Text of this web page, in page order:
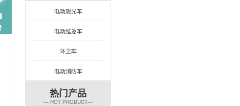
电动观光车
电动巡逻车
环卫车
电动消防车
热门产品
— HOT PRODUCT—